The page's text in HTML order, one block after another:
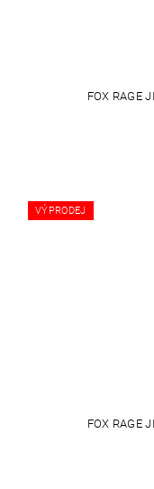
FOX RAGE
VÝPRODEJ
FOX RAGE